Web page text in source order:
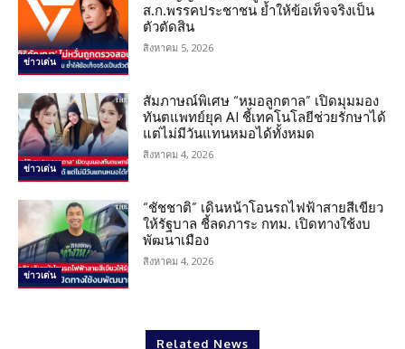
ข่าวเด่น
ส.ก.พรรคประชาชน ย้ำให้ข้อเท็จจริงเป็น
ตัวตัดสิน
สิงหาคม 5, 2026
ข่าวเด่น
สัมภาษณ์พิเศษ “หมอลูกตาล” เปิดมุมมอง
ทันตแพทย์ยุค AI ชี้เทคโนโลยีช่วยรักษาได้
แต่ไม่มีวันแทนหมอได้ทั้งหมด
สิงหาคม 4, 2026
ข่าวเด่น
“ชัชชาติ” เดินหน้าโอนรถไฟฟ้าสายสีเขียว
ให้รัฐบาล ชี้ลดภาระ กทม. เปิดทางใช้งบ
พัฒนาเมือง
สิงหาคม 4, 2026
Related News